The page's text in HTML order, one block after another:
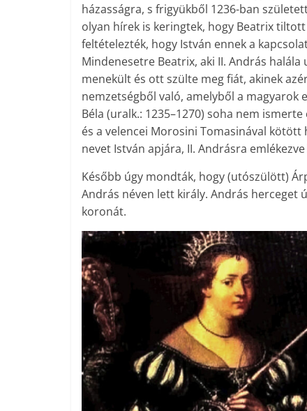
házasságra, s frigyükből 1236-ban
olyan hírek is keringtek, hogy Beatrix
feltételezték, hogy István ennek a
Mindenesetre Beatrix, aki II. András
menekült és ott szülte meg fiát, akinek
nemzetségből való, amelyből a magyarok
Béla (uralk.: 1235–1270) soha nem
és a velencei Morosini Tomasinával
nevet István apjára, II. Andrásra
Később úgy mondták, hogy (utószülött)
András néven lett király. András herceget
koronát.